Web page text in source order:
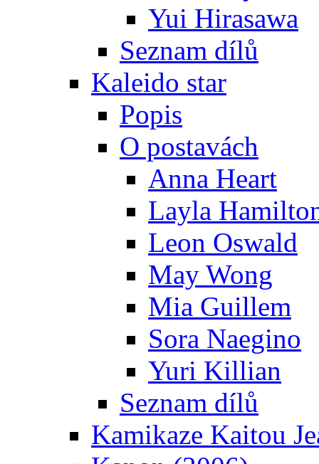
Yui Hirasawa
Seznam dílů
Kaleido star
Popis
O postavách
Anna Heart
Layla
Leon Oswald
May Wong
Mia Guillem
Sora Naegino
Yuri Killian
Seznam dílů
Kamikaze Kaitou